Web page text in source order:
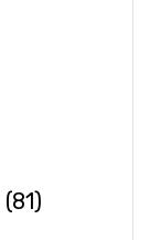
(81)